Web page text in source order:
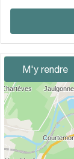
M'y rendre